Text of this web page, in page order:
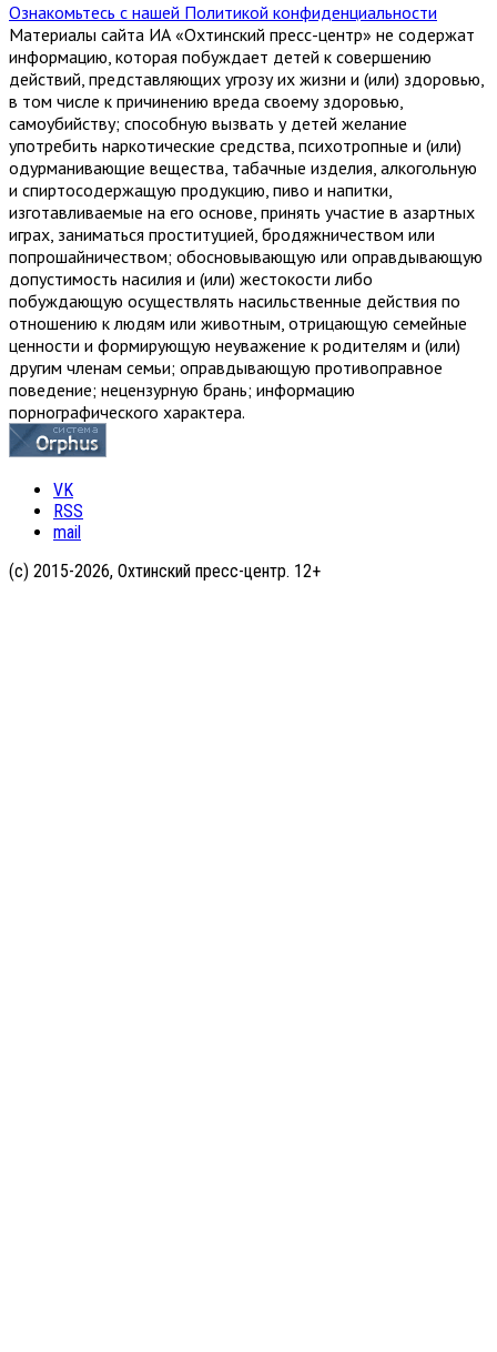
Ознакомьтесь с нашей Политикой конфиденциальности
Материалы сайта ИА «Охтинский пресс-центр» не содержат
информацию, которая побуждает детей к совершению
действий, представляющих угрозу их жизни и (или) здоровью,
в том числе к причинению вреда своему здоровью,
самоубийству; способную вызвать у детей желание
употребить наркотические средства, психотропные и (или)
одурманивающие вещества, табачные изделия, алкогольную
и спиртосодержащую продукцию, пиво и напитки,
изготавливаемые на его основе, принять участие в азартных
играх, заниматься проституцией, бродяжничеством или
попрошайничеством; обосновывающую или оправдывающую
допустимость насилия и (или) жестокости либо
побуждающую осуществлять насильственные действия по
отношению к людям или животным, отрицающую семейные
ценности и формирующую неуважение к родителям и (или)
другим членам семьи; оправдывающую противоправное
поведение; нецензурную брань; информацию
порнографического характера.
VK
RSS
mail
(с) 2015-2026, Охтинский пресс-центр. 12+